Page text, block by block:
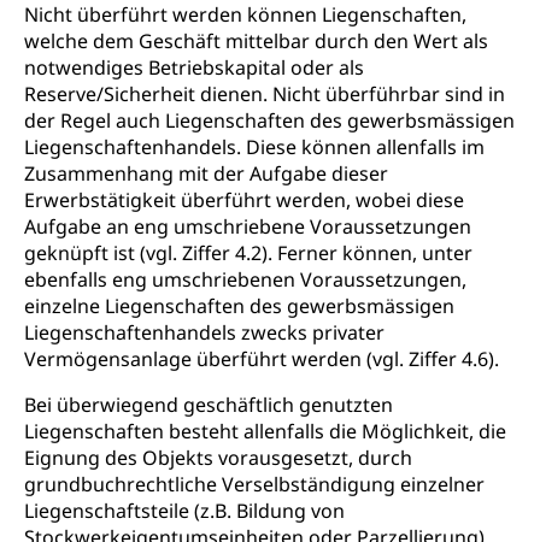
Nicht überführt werden können Liegenschaften,
welche dem Geschäft mittelbar durch den Wert als
notwendiges Betriebskapital oder als
Reserve/Sicherheit dienen. Nicht überführbar sind in
der Regel auch Liegenschaften des gewerbsmässigen
Liegenschaftenhandels. Diese können allenfalls im
Zusammenhang mit der Aufgabe dieser
Erwerbstätigkeit überführt werden, wobei diese
Aufgabe an eng umschriebene Voraussetzungen
geknüpft ist (vgl. Ziffer 4.2). Ferner können, unter
ebenfalls eng umschriebenen Voraussetzungen,
einzelne Liegenschaften des gewerbsmässigen
Liegenschaftenhandels zwecks privater
Vermögensanlage überführt werden (vgl. Ziffer 4.6).
Bei überwiegend geschäftlich genutzten
Liegenschaften besteht allenfalls die Möglichkeit, die
Eignung des Objekts vorausgesetzt, durch
grundbuchrechtliche Verselbständigung einzelner
Liegenschaftsteile (z.B. Bildung von